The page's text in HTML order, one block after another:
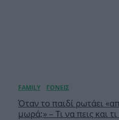
Όταν το παιδί ρωτάει
μωρά;» – Τι να πεις και